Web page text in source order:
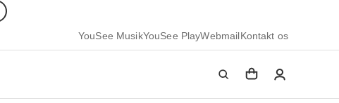
YouSee MusikYouSee PlayWebmailKontakt os